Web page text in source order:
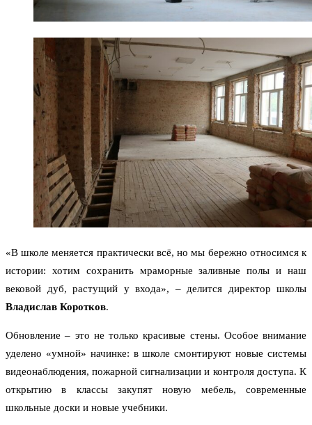
«В школе меняется практически всё, но мы бережно относимся к
истории: хотим сохранить мраморные заливные полы и наш
вековой дуб, растущий у входа», – делится директор школы
Владислав Коротков.
Обновление – это не только красивые стены. Особое внимание
уделено «умной» начинке: в школе смонтируют новые системы
видеонаблюдения, пожарной сигнализации и контроля доступа. К
открытию в классы закупят новую мебель, современные
школьные доски и новые учебники.